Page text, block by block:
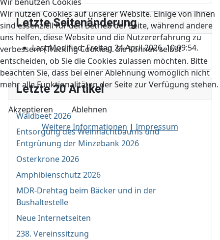
Letzte Seitenänderung
Last Modified: Freitag 24 April 2026, 10:09:54.
Letzte 20 Artikel
Waidbeet 2026
Entsorgung des Weihnachtbaums und
Entgrünung der Minzebank 2026
Osterkrone 2026
Amphibienschutz 2026
MDR-Drehtag beim Bäcker und in der
Bushaltestelle
Neue Internetseiten
238. Vereinssitzung
Wir benutzen Cookies
Wir nutzen Cookies auf unserer Website. Einige von ihnen
sind essenziell für den Betrieb der Seite, während andere
uns helfen, diese Website und die Nutzererfahrung zu
verbessern (Tracking Cookies). Sie können selbst
entscheiden, ob Sie die Cookies zulassen möchten. Bitte
beachten Sie, dass bei einer Ablehnung womöglich nicht
mehr alle Funktionalitäten der Seite zur Verfügung stehen.
Akzeptieren
Ablehnen
Weitere Informationen | Impressum